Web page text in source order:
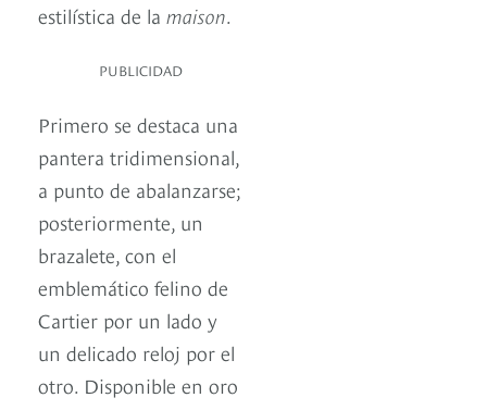
estilística de la maison.
PUBLICIDAD
Primero se destaca una
pantera tridimensional,
a punto de abalanzarse;
posteriormente, un
brazalete, con el
emblemático felino de
Cartier por un lado y
un delicado reloj por el
otro. Disponible en oro